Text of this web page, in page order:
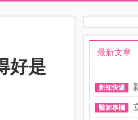
好是
最新文章
新知快遞
醫師專欄